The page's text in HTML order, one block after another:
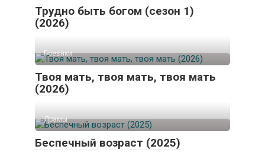
Трудно быть богом (сезон 1)
(2026)
Боевики
Твоя мать, твоя мать, твоя мать
(2026)
Драмы
Беспечный возраст (2025)